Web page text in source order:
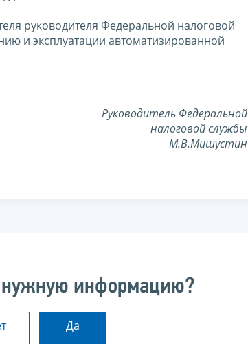
руководителя Федеральной налоговой
и эксплуатации автоматизированной
Руководитель Федеральной
налоговой службы
М.В.Мишустин
информацию?
Да